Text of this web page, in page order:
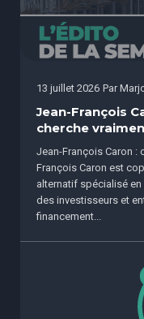
13 juillet 2026 Par
Jean-François
cherche
Jean-François Caron :
François Caron est
alternatif spécialisé
des investisseurs et
financement...